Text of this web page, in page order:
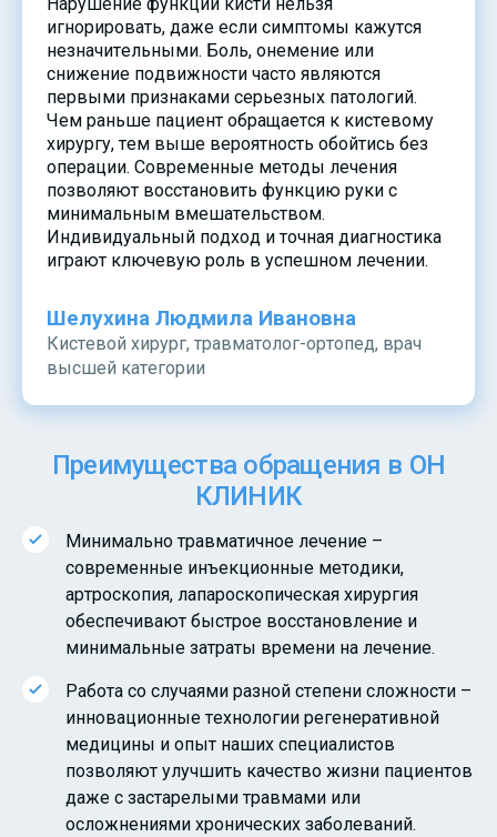
игнорировать, даже если симптомы кажутся
незначительными. Боль, онемение или
снижение подвижности часто являются
первыми признаками серьезных патологий.
Чем раньше пациент обращается к кистевому
хирургу, тем выше вероятность обойтись без
операции. Современные методы лечения
позволяют восстановить функцию руки с
минимальным вмешательством.
Индивидуальный подход и точная диагностика
играют ключевую роль в успешном лечении.
Шелухина Людмила Ивановна
Кистевой хирург, травматолог-ортопед, врач
высшей категории
Преимущества обращения в ОН
КЛИНИК
Минимально травматичное лечение –
современные инъекционные методики,
артроскопия, лапароскопическая хирургия
обеспечивают быстрое восстановление и
минимальные затраты времени на лечение.
Работа со случаями разной степени сложности –
инновационные технологии регенеративной
медицины и опыт наших специалистов
позволяют улучшить качество жизни пациентов
даже с застарелыми травмами или
осложнениями хронических заболеваний.